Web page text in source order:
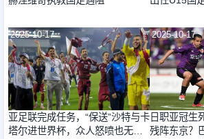
2025-10-17
亚足联完成任务，“保送”沙特与卡
塔尔进世界杯，众人怒喷也无法
2025-10-17
日职亚冠生
残阵东京？